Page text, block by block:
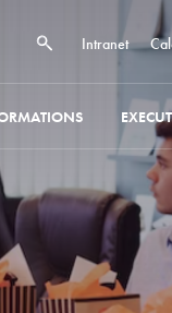
Intranet